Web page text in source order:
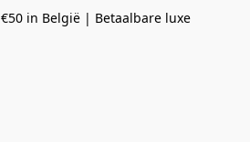
€50 in België | Betaalbare luxe